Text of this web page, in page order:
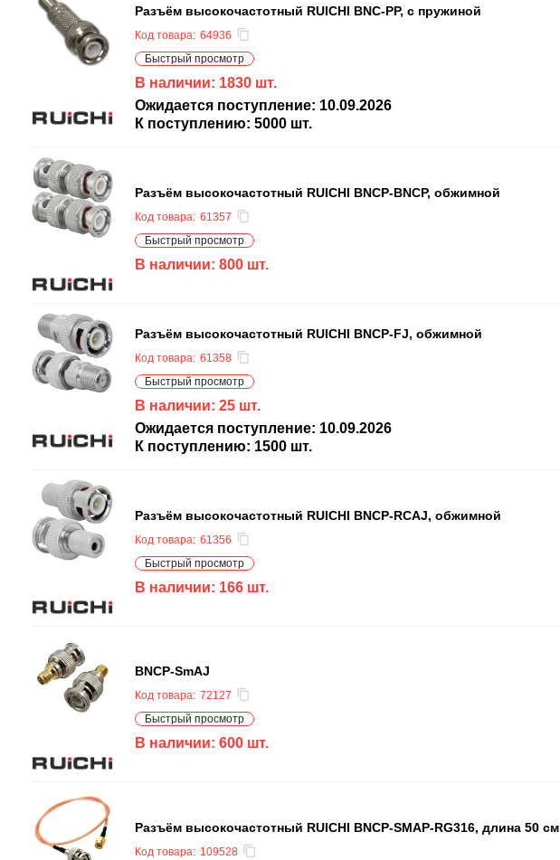
Разъём высокочастотный RUICHI BNC-PP, с пружиной
Код товара: 64936
Быстрый просмотр
В наличии: 1830 шт.
Ожидается поступление: 10.09.2026
К поступлению: 5000 шт.
Разъём высокочастотный RUICHI BNCP-BNCP, обжимной
Код товара: 61357
Быстрый просмотр
В наличии: 800 шт.
Разъём высокочастотный RUICHI BNCP-FJ, обжимной
Код товара: 61358
Быстрый просмотр
В наличии: 25 шт.
Ожидается поступление: 10.09.2026
К поступлению: 1500 шт.
Разъём высокочастотный RUICHI BNCP-RCAJ, обжимной
Код товара: 61356
Быстрый просмотр
В наличии: 166 шт.
BNCP-SmAJ
Код товара: 72127
Быстрый просмотр
В наличии: 600 шт.
Разъём высокочастотный RUICHI BNCP-SMAP-RG316, длина 50 см
Код товара: 109528